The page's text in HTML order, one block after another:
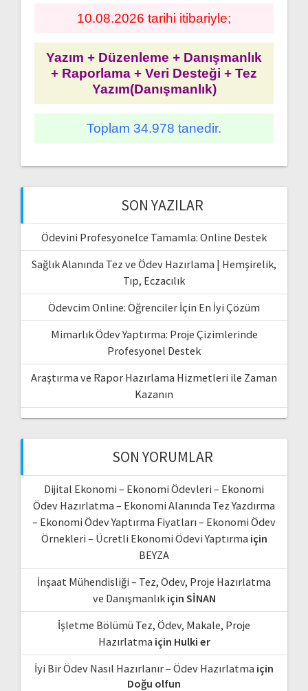
10.08.2026 tarihi itibariyle;
Yazım + Düzenleme + Danışmanlık
+ Raporlama + Veri Desteği + Tez
Yazım(Danışmanlık)
Toplam 34.978 tanedir.
SON YAZILAR
Ödevini Profesyonelce Tamamla: Online Destek
Sağlık Alanında Tez ve Ödev Hazırlama | Hemşirelik,
Tıp, Eczacılık
Ödevcim Online: Öğrenciler İçin En İyi Çözüm
Mimarlık Ödev Yaptırma: Proje Çizimlerinde
Profesyonel Destek
Araştırma ve Rapor Hazırlama Hizmetleri ile Zaman
Kazanın
SON YORUMLAR
Dijital Ekonomi – Ekonomi Ödevleri – Ekonomi
Ödev Hazırlatma – Ekonomi Alanında Tez Yazdırma
– Ekonomi Ödev Yaptırma Fiyatları – Ekonomi Ödev
Örnekleri – Ücretli Ekonomi Ödevi Yaptırma için
BEYZA
İnşaat Mühendisliği – Tez, Ödev, Proje Hazırlatma
ve Danışmanlıkiçin SİNAN
İşletme Bölümü Tez, Ödev, Makale, Proje
Hazırlatma için Hulki er
İyi Bir Ödev Nasıl Hazırlanır – Ödev Hazırlatma için
Doğu olfun